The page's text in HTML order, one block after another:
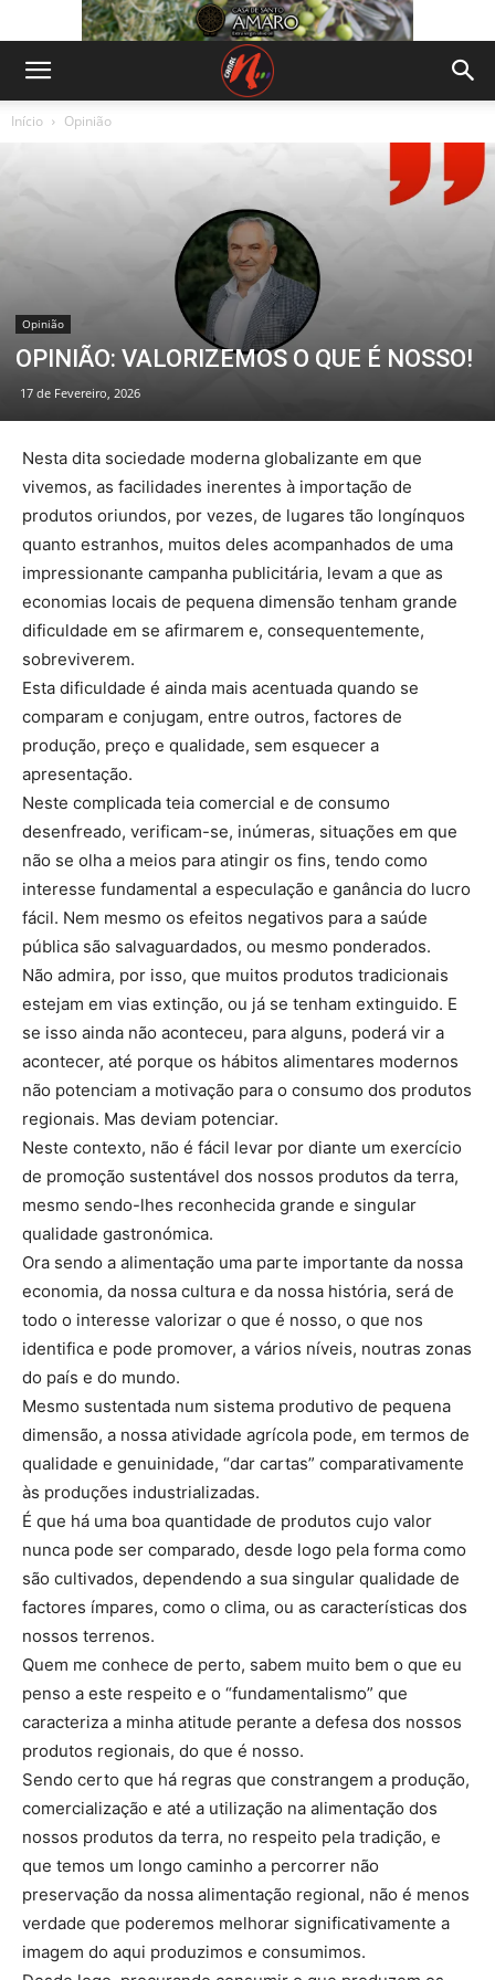
Início Opinião
Opinião
OPINIÃO: VALORIZEMOS O QUE É NOSSO!
17 de Fevereiro, 2026
Nesta dita sociedade moderna globalizante em que
vivemos, as facilidades inerentes à importação de
produtos oriundos, por vezes, de lugares tão longínquos
quanto estranhos, muitos deles acompanhados de uma
impressionante campanha publicitária, levam a que as
economias locais de pequena dimensão tenham grande
dificuldade em se afirmarem e, consequentemente,
sobreviverem.
Esta dificuldade é ainda mais acentuada quando se
comparam e conjugam, entre outros, factores de
produção, preço e qualidade, sem esquecer a
apresentação.
Neste complicada teia comercial e de consumo
desenfreado, verificam-se, inúmeras, situações em que
não se olha a meios para atingir os fins, tendo como
interesse fundamental a especulação e ganância do lucro
fácil. Nem mesmo os efeitos negativos para a saúde
pública são salvaguardados, ou mesmo ponderados.
Não admira, por isso, que muitos produtos tradicionais
estejam em vias extinção, ou já se tenham extinguido. E
se isso ainda não aconteceu, para alguns, poderá vir a
acontecer, até porque os hábitos alimentares modernos
não potenciam a motivação para o consumo dos produtos
regionais. Mas deviam potenciar.
Neste contexto, não é fácil levar por diante um exercício
de promoção sustentável dos nossos produtos da terra,
mesmo sendo-lhes reconhecida grande e singular
qualidade gastronómica.
Ora sendo a alimentação uma parte importante da nossa
economia, da nossa cultura e da nossa história, será de
todo o interesse valorizar o que é nosso, o que nos
identifica e pode promover, a vários níveis, noutras zonas
do país e do mundo.
Mesmo sustentada num sistema produtivo de pequena
dimensão, a nossa atividade agrícola pode, em termos de
qualidade e genuinidade, “dar cartas” comparativamente
às produções industrializadas.
É que há uma boa quantidade de produtos cujo valor
nunca pode ser comparado, desde logo pela forma como
são cultivados, dependendo a sua singular qualidade de
factores ímpares, como o clima, ou as características dos
nossos terrenos.
Quem me conhece de perto, sabem muito bem o que eu
penso a este respeito e o “fundamentalismo” que
caracteriza a minha atitude perante a defesa dos nossos
produtos regionais, do que é nosso.
Sendo certo que há regras que constrangem a produção,
comercialização e até a utilização na alimentação dos
nossos produtos da terra, no respeito pela tradição, e
que temos um longo caminho a percorrer não
preservação da nossa alimentação regional, não é menos
verdade que poderemos melhorar significativamente a
imagem do aqui produzimos e consumimos.